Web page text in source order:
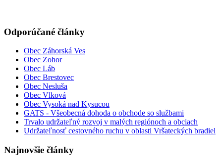
Odporúčané články
Obec Záhorská Ves
Obec Zohor
Obec Láb
Obec Brestovec
Obec Nesluša
Obec Vlková
Obec Vysoká nad Kysucou
GATS - Všeobecná dohoda o obchode so službami
Trvalo udržateľný rozvoj v malých regiónoch a obciach
Udržateľnosť cestovného ruchu v oblasti Vršateckých bradiel
Najnovšie články